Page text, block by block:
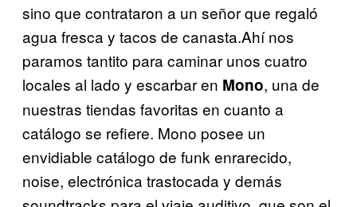
sino que contrataron a un señor que regaló
agua fresca y tacos de canasta.Ahí nos
paramos tantito para caminar unos cuatro
locales al lado y escarbar en Mono, una de
nuestras tiendas favoritas en cuanto a
catálogo se refiere. Mono posee un
envidiable catálogo de funk enrarecido,
noise, electrónica trastocada y demás